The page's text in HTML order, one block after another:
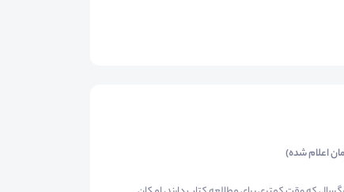
اعلام شده)